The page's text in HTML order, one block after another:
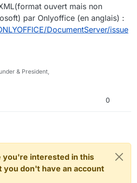
ouvert mais non
par Onlyoffice (en anglais) :
DocumentServer/issue
& President,
0
you're interested in this
you don't have an account